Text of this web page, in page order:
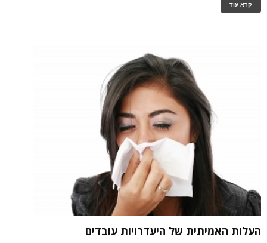
קרא עוד
העלות האמיתית של היעדרויות עובדים